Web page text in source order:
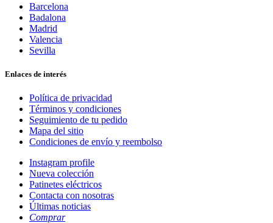
Barcelona
Badalona
Madrid
Valencia
Sevilla
Enlaces de interés
Política de privacidad
Términos y condiciones
Seguimiento de tu pedido
Mapa del sitio
Condiciones de envío y reembolso
Instagram profile
Nueva colección
Patinetes eléctricos
Contacta con nosotras
Últimas noticias
Comprar